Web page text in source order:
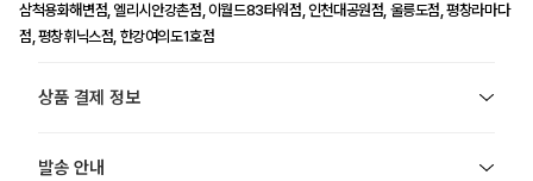
삼척용화해변점, 엘리시안강촌점, 이월드83타워점, 인천대공원점, 울릉도점, 평창라마다
점, 평창휘닉스점, 한강여의도1호점
상품 결제 정보
발송 안내